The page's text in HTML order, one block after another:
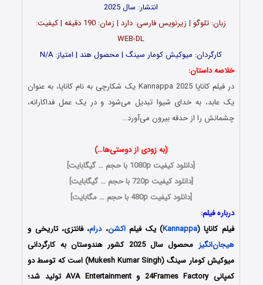
انتشار: سال 2025
زبان: تلوگو | زیرنویس فارسی: دارد | زمان: 190 دقیقه | کیفیت:
WEB-DL
کارگردان: میوکیش کومار سینگ | محصول هند | امتیاز: N/A
خلاصه داستان:
در فیلم کاناپا Kannappa 2025 یک شکارچی به نام کاناپا، به عنوان
یک عابد، به خدای شیوا تبدیل می‌شود و در یک عمل فداکارانه،
چشمانش را از حدقه بیرون می‌آورد…
(به زودی از دوستی‌ها…)
[دانلود کیفیت 1080p با حجم … گیگابایت
]
[دانلود کیفیت 720p با حجم … گیگابایت
]
[دانلود کیفیت 480p با حجم … مگابایت
]
درباره فیلم:
فیلم کاناپا (Kannappa) یک فیلماکشن،درام، فانتزی، تاریخی و
هیجان‌انگیز
محصول سال 2025 کشور هندوستان به کارگردانی
میوکیش کومار سینگ (Mukesh Kumar Singh) است که توسط دو
کمپانی‌ 24Frames Factory و AVA Entertainment تولید شد؛